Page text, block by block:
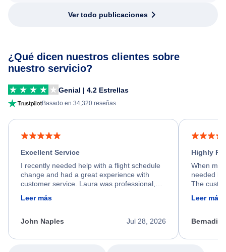
Ver todo publicaciones
¿Qué dicen nuestros clientes sobre
nuestro servicio?
Genial | 4.2 Estrellas
Basado en 34,320 reseñas
Excellent Service
I recently needed help with a flight schedule
change and had a great experience with
customer service. Laura was professional,
friendly, and very helpful throughout the
process. She quickly found a solution and
appreciate her excellent service.
Leer más
Jul 28, 2026
John Naples
Highly
When my
needed
The
calm,
my issue.
Leer más